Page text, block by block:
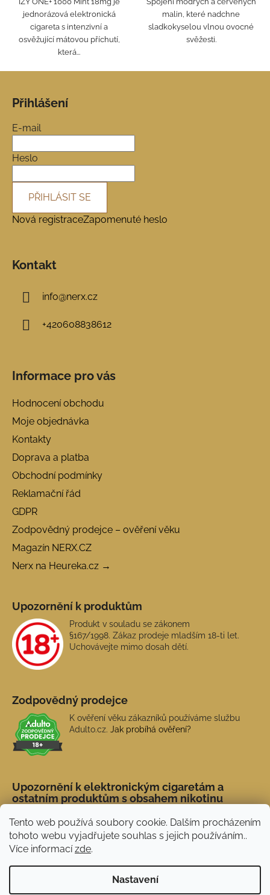
Tento web používá soubory cookie. Dalším procházením
tohoto webu vyjadřujete souhlas s jejich používáním..
Více informacízde.
Nastavení
jednorázová elektronická
cigareta s intenzivní a
osvěžující mátovou příchutí,
která...
malin, které nadchne
sladkokyselou vlnou ovocné
svěžesti.
Přihlášení
E-mail
Heslo
PŘIHLÁSIT SE
Nová registraceZapomenuté heslo
Kontakt
info@nerx.cz
+420608838612
Informace pro vás
Hodnocení obchodu
Moje objednávka
Kontakty
Doprava a platba
Obchodní podmínky
Reklamační řád
GDPR
Zodpovědný prodejce – ověření věku
Magazín NERX.CZ
Nerx na Heureka.cz →
Upozornění k produktům
Produkt v souladu se zákonem
§167/1998. Zákaz prodeje mladším 18-ti let.
Uchovávejte mimo dosah dětí.
Zodpovědný prodejce
K ověření věku zákazníků používáme službu
Adulto.cz. Jak probíhá ověření?
Upozornění k elektronickým cigaretám a
ostatním produktům s obsahem nikotinu